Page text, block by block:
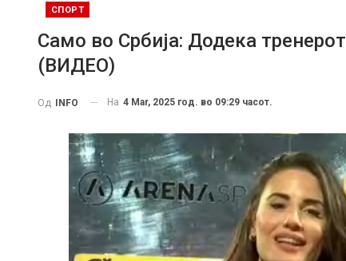
СПОРТ
Само во Србија: Додека
(ВИДЕО)
Од INFO На 4 Mar, 2025 год. во 09:29 часот.